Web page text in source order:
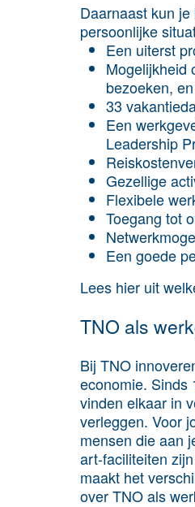
Daarnaast kun
persoonlijke
Een uiterst
Mogelijkheid
bezoeken,
33
Een
Leadership
Gezellige
Flexibele
Toegang tot
Een goede
Lees hier uit
TNO als
Bij TNO
economie. Sinds
vinden elkaar in
verleggen. Voor
mensen die aan
art-faciliteiten
maakt het
over TNO als